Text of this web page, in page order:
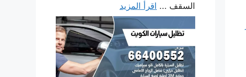
السقف ... اقرأ المزيد